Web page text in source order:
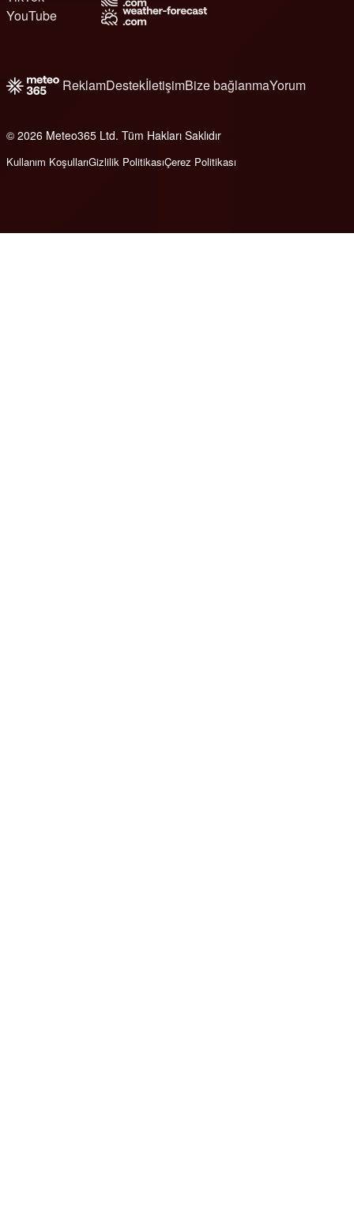
YouTube
ReklamDestekİletişimBize bağlanmaYorum
© 2026 Meteo365 Ltd. Tüm Hakları Saklıdır
Kullanım KoşullarıGizlilik PolitikasıÇerez Politikası